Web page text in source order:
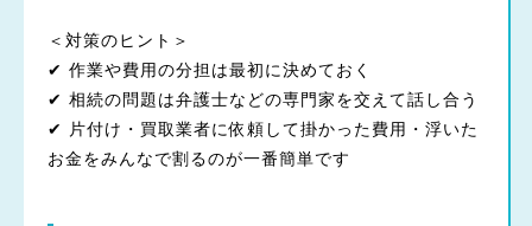
＜対策のヒント＞
✔ 作業や費用の分担は最初に決めておく
✔ 相続の問題は弁護士などの専門家を交えて話し合う
✔ 片付け・買取業者に依頼して掛かった費用・浮いた
お金をみんなで割るのが一番簡単です